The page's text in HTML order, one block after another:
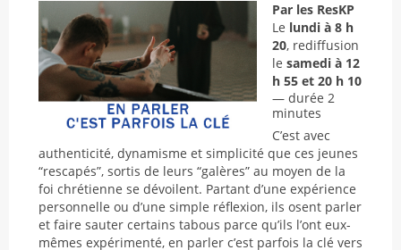
Par les ResKP
Le lundi à 8 h
20, rediffusion
le samedi à 12
h 55 et 20 h 10
— durée 2
minutes
C’est avec
authenticité, dynamisme et simplicité que ces jeunes
“rescapés”, sortis de leurs “galères” au moyen de la
foi chrétienne se dévoilent. Partant d’une expérience
personnelle ou d’une simple réflexion, ils osent parler
et faire sauter certains tabous parce qu’ils l’ont eux-
mêmes expérimenté, en parler c’est parfois la clé vers